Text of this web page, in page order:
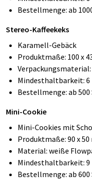
Bestellmenge: ab
Stereo-Kaffeekeks
Karamell-Gebäck
Produktmaße: 100 x
Mindesthaltbarkeit: 6
Bestellmenge: ab 500
Mini-Cookie
Mini-Cookies mit
Produktmaße: 90 x
Material: weiße
Mindesthaltbarkeit: 9
Bestellmenge: ab 600